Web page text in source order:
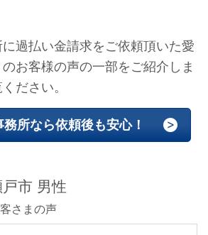
過払い金請求をご依頼頂いた愛
お客様の声の一部をご紹介しま
ださい。
所なら依頼後も安心！
市 男性
さまの声